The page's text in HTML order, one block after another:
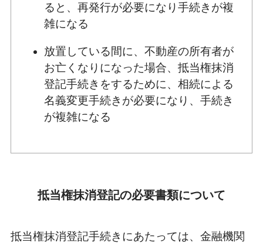
ると、再発行が必要になり手続きが複
雑になる
放置している間に、不動産の所有者が
お亡くなりになった場合、抵当権抹消
登記手続きをするために、相続による
名義変更手続きが必要になり、手続き
が複雑になる
抵当権抹消登記の必要書類について
抵当権抹消登記手続きにあたっては、金融機関